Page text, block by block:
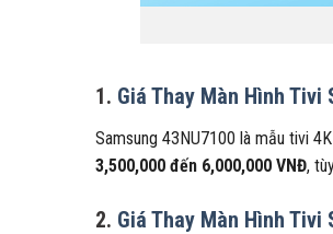
1. Giá Thay Màn Hình Tivi
Samsung 43NU7100 là mẫu tivi
3,500,000 đến 6,000,000 VNĐ,
2. Giá Thay Màn Hình Tivi